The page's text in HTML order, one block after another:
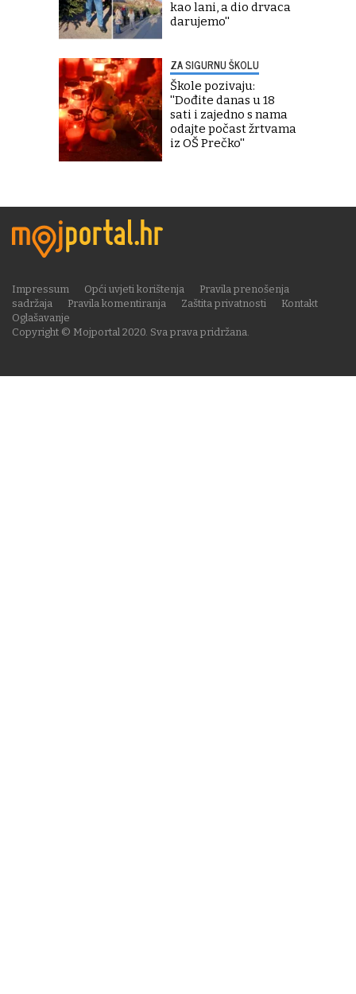
kao lani, a dio drvaca
darujemo''
ZA SIGURNU ŠKOLU
Škole pozivaju:
''Dođite danas u 18
sati i zajedno s nama
odajte počast žrtvama
iz OŠ Prečko''
Copyright © Mojportal 2020. Sva prava pridržana.
Impressum Opći uvjeti korištenja
Pravila prenošenja
sadržaja
Pravila komentiranja Zaštita privatnosti
Kontakt
Oglašavanje